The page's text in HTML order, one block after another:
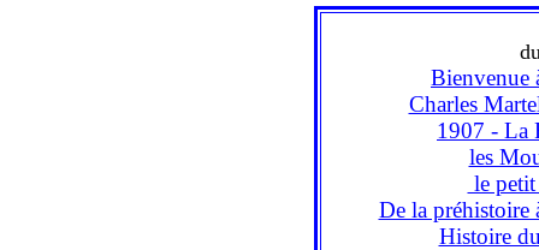
Bienvenue
Charles
1907 - La
les
le
De la préhistoire
Histoire